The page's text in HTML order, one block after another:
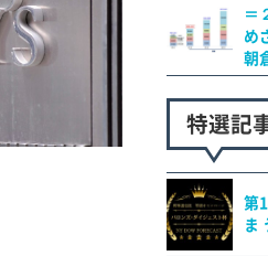
＝
め
朝
特選記
第
ま